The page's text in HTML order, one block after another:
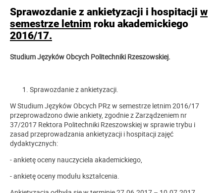
Sprawozdanie z ankietyzacji i hospitacji w
semestrze letnim roku akademickiego
2016/17.
Studium Języków Obcych Politechniki Rzeszowskiej.
Sprawozdanie z ankietyzacji.
W Studium Języków Obcych PRz w semestrze letnim 2016/17
przeprowadzono dwie ankiety, zgodnie z Zarządzeniem nr
37/2017 Rektora Politechniki Rzeszowskiej w sprawie trybu i
zasad przeprowadzania ankietyzacji i hospitacji zajęć
dydaktycznych:
- ankietę oceny nauczyciela akademickiego,
- ankietę oceny modułu kształcenia.